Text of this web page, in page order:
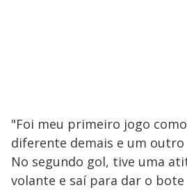
"Foi meu primeiro jogo
diferente demais e um
No segundo gol, tive uma
volante e saí para dar o